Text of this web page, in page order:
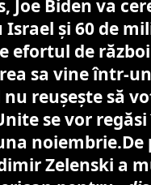
Joe Biden va
și 60 de
efortul de război
sa vine într-
nu reușește să
se vor
noiembrie.De
Zelenski a